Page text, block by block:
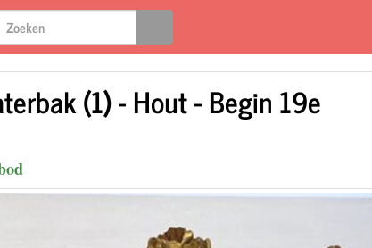
(1) - Hout - Begin 19e